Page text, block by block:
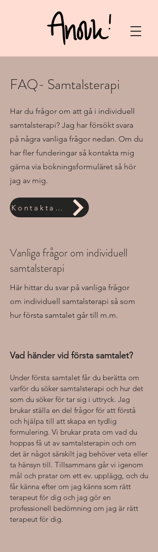
FAQ- Samtalsterapi
Har du frågor om att gå i individuell
samtalsterapi? Jag har försökt svara
på några vanliga frågor nedan. Om du
har fler funderingar så kontakta mig
gärna via bokningsformuläret så hör
jag av mig.
Kontakta mig
Vanliga frågor om individuell
samtalsterapi
Här hittar du svar på vanliga frågor
om individuell samtalsterapi så som
hur första samtalet går till m.m.
Vad händer vid första samtalet?
Under första samtalet får du berätta om
varför du söker samtalsterapi och hur det
som du söker för tar sig i uttryck. Jag
brukar ställa en del frågor för att förstå
och hjälpa till att skapa en tydlig
formulering. Vi brukar prata om vad du
hoppas få ut av samtalsterapin och om
det är något särskilt jag behöver veta eller
ta hänsyn till. Tillsammans går vi igenom
mål och pratar om ett ev. upplägg, och du
får känna efter om jag känns som rätt
terapeut för dig och jag gör en
professionell bedömning om jag är rätt
terapeut för dig.